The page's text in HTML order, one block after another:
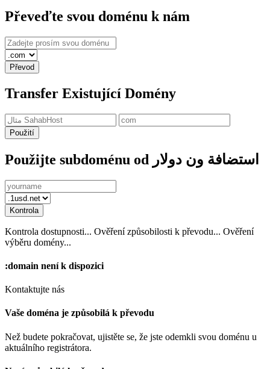
Převeďte svou doménu k nám
Převod
Transfer Existující Domény
Použití
Použijte subdoménu od استضافة ون دولار
Kontrola
Kontrola dostupnosti... Ověření způsobilosti k převodu... Ověření
výběru domény...
:domain není k dispozici
Kontaktujte nás
Vaše doména je způsobilá k převodu
Než budete pokračovat, ujistěte se, že jste odemkli svou doménu u
aktuálního registrátora.